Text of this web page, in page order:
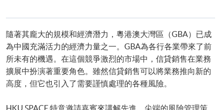
隨著其龐大的規模和經濟潛力，粵港澳大灣區（GBA）已成
為中國充滿活力的經濟力量之一。GBA為各行各業帶來了前
所未有的機遇。在這個競爭激烈的市場中，信貸銷售在業務
擴展中扮演著重要角色。雖然信貸銷售可以將業務推向新的
高度，但它也引入了需要謹慎處理的各種風險。
HKU SPACE 特意邀請嘉賓來講解先進、尖端的風險管理策